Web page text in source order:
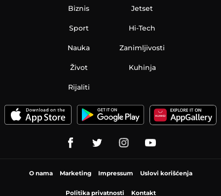
Biznis
Sport
Nauka
Jetset
Hi-Tech
Zanimljivosti
Život Kuhinja
Rijaliti
O nama Marketing Impressum Uslovi korišćenja
Politika privatnosti Kontakt